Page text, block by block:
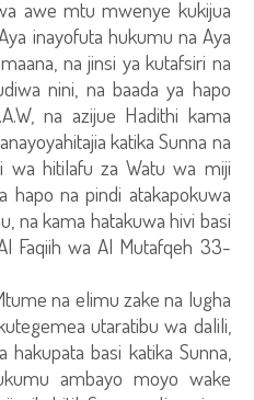
awe mtu mwenye kukijua
inayofuta hukumu na Aya
na jinsi ya kutafsiri na
nini, na baada ya hapo
na azijue Hadithi kama
katika Sunna na
wa hitilafu za Watu wa miji
na pindi atakapokuwa
na kama hatakuwa hivi basi
Faqiih wa Al Mutafqeh 33-
na elimu zake na lugha
utaratibu wa dalili,
basi katika Sunna,
ambayo moyo wake